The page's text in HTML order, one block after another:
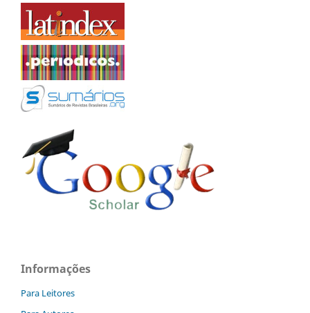
Informações
Para Leitores